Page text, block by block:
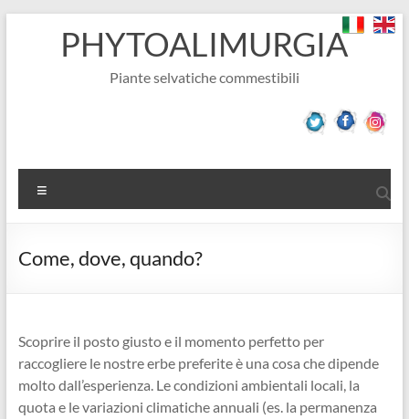
contenutoPHYTOALIMURGIA
Piante selvatiche commestibili
Come, dove, quando?
Scoprire il posto giusto e il momento perfetto per
raccogliere le nostre erbe preferite è una cosa che dipende
molto dall’esperienza. Le condizioni ambientali locali, la
quota e le variazioni climatiche annuali (es. la permanenza